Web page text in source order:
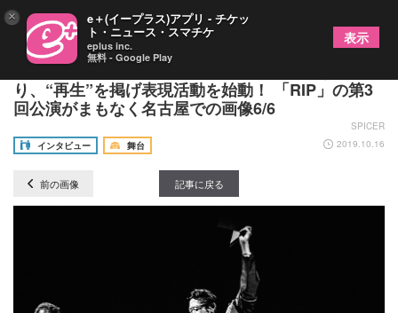
元「劇団日本維新派」のメンバーが主体とな
り、“再生”を掲げ表現活動を始動！ 「RIP」の第3
回公演がまもなく名古屋での画像6/6
SPICER
インタビュー
舞台 2019.10.16
前の画像 記事に戻る
× e＋(イープラス)アプリ - チケッ
ト・ニュース・スマチケ
eplus inc.
無料 - Google Play
表示